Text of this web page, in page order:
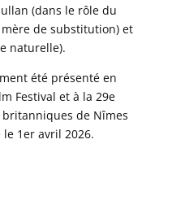
(dans le rôle du
de substitution) et
naturelle).
été présenté en
Festival et à la 29e
de Nîmes
1er avril 2026.